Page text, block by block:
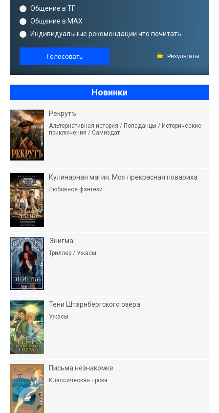
Общение в ТГ
Общение в MAX
Индивидуальные рекомендации что почитать
Голосовать Результаты
Новинки
Рекрутъ
Альтернативная история / Попаданцы / Исторические
приключения / Самиздат
Кулинарная магия: Моя прекрасная повариха.
Любовное фэнтези
Энигма
Триллер / Ужасы
Тени Штарнбергского озера
Ужасы
Письма незнакомке
Классическая проза